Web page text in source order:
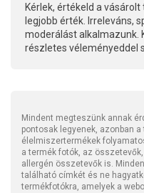
Kérlek, értékeld a
legjobb érték. Irreleváns,
moderálást alkalmazunk.
részletes véleményeddel
Mindent megteszünk annak
pontosak legyenek, azonban
élelmiszertermékek
a termék fotók, az
allergén összetevők is.
található címkét és ne
termékfotókra, amelyek a